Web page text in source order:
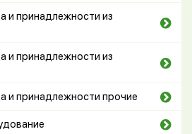
и принадлежности из
и принадлежности из
и принадлежности прочие